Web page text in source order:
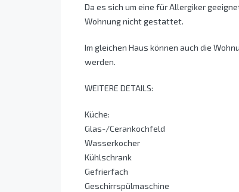
Da es sich um eine für Allergiker
Wohnung nicht gestattet.
Im gleichen Haus können auch die
werden.
WEITERE DETAILS:
Küche:
Glas-/Cerankochfeld
Wasserkocher
Kühlschrank
Gefrierfach
Geschirrspülmaschine